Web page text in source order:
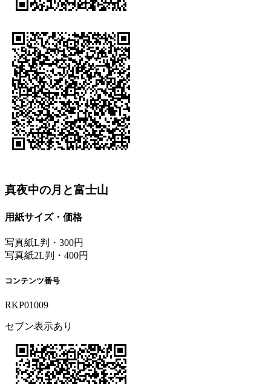
真夜中の月と富士山
用紙サイズ・価格
写真紙L判・300円
写真紙2L判・400円
コンテンツ番号
RKP01009
セブン表示あり